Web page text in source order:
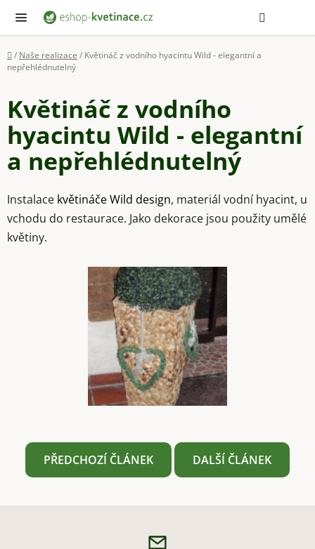
obsah
Domů
/ Naše realizace / Květináč z vodního hyacintu Wild - elegantní a
nepřehlédnutelný
Květináč z vodního
hyacintu Wild - elegantní
a nepřehlédnutelný
Instalace květináče Wild design, materiál vodní hyacint, u
vchodu do restaurace. Jako dekorace jsou použity umělé
květiny.
PŘEDCHOZÍ ČLÁNEK DALŠÍ ČLÁNEK